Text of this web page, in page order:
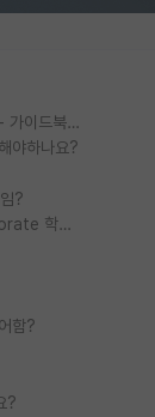
[무료] 2026 미국 대학원 유학 스타터팩 - 가이드북 & 합격자 컨택메일 템플릿
야하나요?
?
우리나라도 학구 열풍보면 Higher Doctorate 학위가 필요하다고 봅니다.
함?
?